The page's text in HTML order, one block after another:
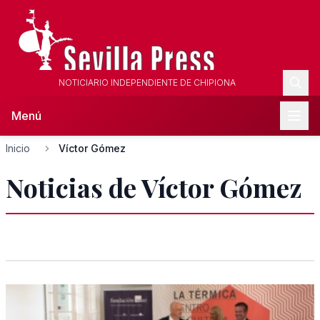
NOTICIARIO INDEPENDIENTE DE CHIPIONA
Menú
Inicio Víctor Gómez
Noticias de Víctor Gómez